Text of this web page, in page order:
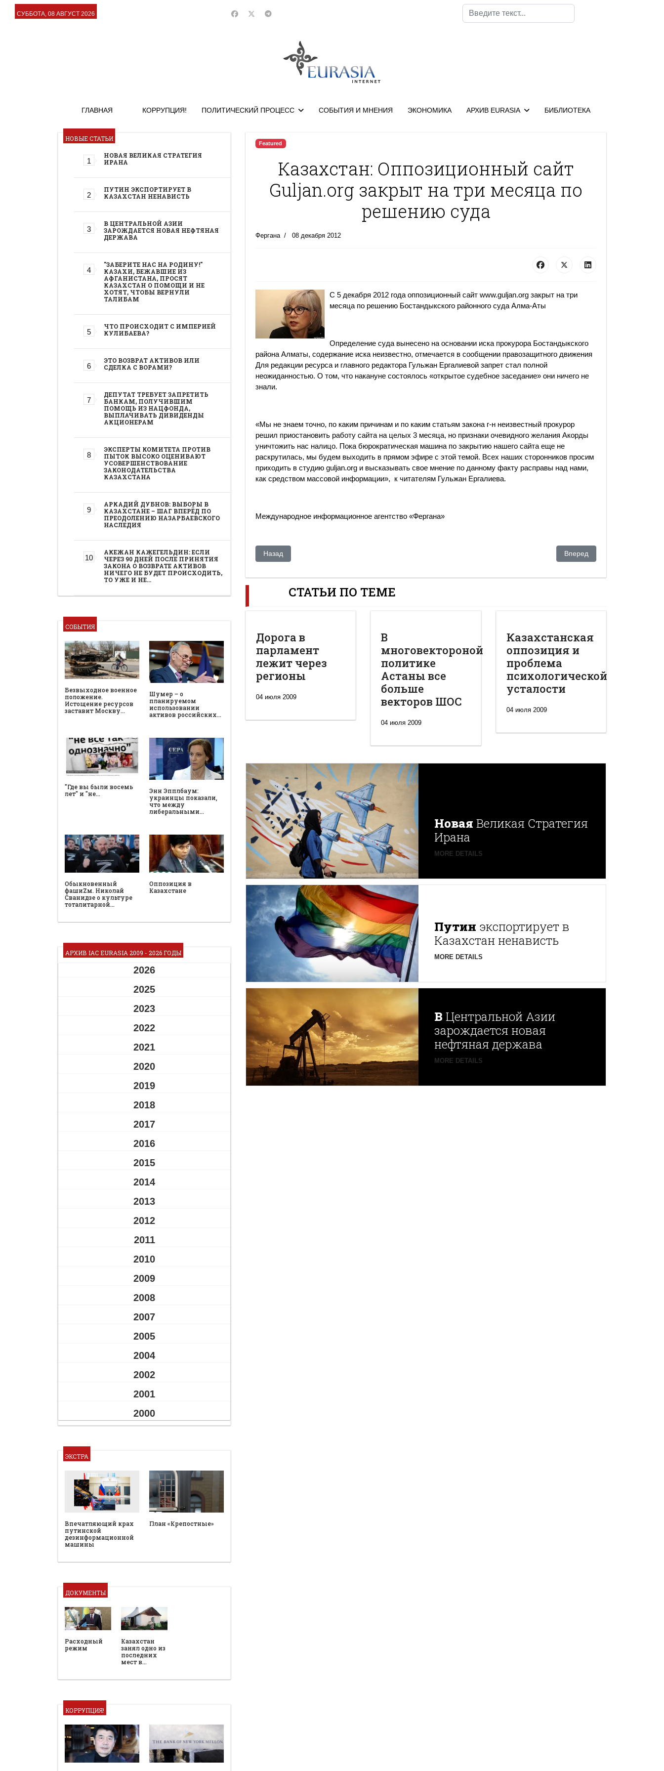
СУББОТА, 08 АВГУСТ 2026
Поиск
ГЛАВНАЯ КОРРУПЦИЯ! ПОЛИТИЧЕСКИЙ ПРОЦЕСС СОБЫТИЯ И МНЕНИЯ ЭКОНОМИКА АРХИВ EURASIA БИБЛИОТЕКА
НОВЫЕ СТАТЬИ
НОВАЯ ВЕЛИКАЯ СТРАТЕГИЯ
ИРАНА
ПУТИН ЭКСПОРТИРУЕТ В
КАЗАХСТАН НЕНАВИСТЬ
В ЦЕНТРАЛЬНОЙ АЗИИ
ЗАРОЖДАЕТСЯ НОВАЯ НЕФТЯНАЯ
ДЕРЖАВА
"ЗАБЕРИТЕ НАС НА РОДИНУ!"
КАЗАХИ, БЕЖАВШИЕ ИЗ
АФГАНИСТАНА, ПРОСЯТ
КАЗАХСТАН О ПОМОЩИ И НЕ
ХОТЯТ, ЧТОБЫ ВЕРНУЛИ
ТАЛИБАМ
ЧТО ПРОИСХОДИТ С ИМПЕРИЕЙ
КУЛИБАЕВА?
ЭТО ВОЗВРАТ АКТИВОВ ИЛИ
СДЕЛКА С ВОРАМИ?
ДЕПУТАТ ТРЕБУЕТ ЗАПРЕТИТЬ
БАНКАМ, ПОЛУЧИВШИМ
ПОМОЩЬ ИЗ НАЦФОНДА,
ВЫПЛАЧИВАТЬ ДИВИДЕНДЫ
АКЦИОНЕРАМ
ЭКСПЕРТЫ КОМИТЕТА ПРОТИВ
ПЫТОК ВЫСОКО ОЦЕНИВАЮТ
УСОВЕРШЕНСТВОВАНИЕ
ЗАКОНОДАТЕЛЬСТВА
КАЗАХСТАНА
АРКАДИЙ ДУБНОВ: ВЫБОРЫ В
КАЗАХСТАНЕ – ШАГ ВПЕРЁД ПО
ПРЕОДОЛЕНИЮ НАЗАРБАЕВСКОГО
НАСЛЕДИЯ
АКЕЖАН КАЖЕГЕЛЬДИН: ЕСЛИ
ЧЕРЕЗ 90 ДНЕЙ ПОСЛЕ ПРИНЯТИЯ
ЗАКОНА О ВОЗВРАТЕ АКТИВОВ
НИЧЕГО НЕ БУДЕТ ПРОИСХОДИТЬ,
ТО УЖЕ И НЕ…
СОБЫТИЯ
Безвыходное военное
положение.
Истощение ресурсов
заставит Москву…
Шумер – о
планируемом
использовании
активов российских…
"Где вы были восемь
лет" и "не…
Энн Эпплбаум:
украинцы показали,
что между
либеральными…
Обыкновенный
фашиZм. Николай
Сванидзе о культуре
тоталитарной…
Оппозиция в
Казахстане
АРХИВ IAC EURASIA 2009 - 2026 ГОДЫ
2026
2025
2023
2022
2021
2020
2019
2018
2017
2016
2015
2014
2013
2012
2011
2010
2009
2008
2007
2005
2004
2002
2001
2000
ЭКСТРА
Впечатляющий крах
путинской
дезинформационной
машины
План «Крепостные»
ДОКУМЕНТЫ
Расходный
режим
Казахстан
занял одно из
последних
мест в…
КОРРУПЦИЯ!
Featured
Казахстан: Оппозиционный сайт
Guljan.org закрыт на три месяца по
решению суда
Фергана 08 декабря 2012
C 5 декабря 2012 года оппозиционный сайт www.guljan.org закрыт на три
месяца по решению Бостандыкского районного суда Алма-Аты
Определение суда вынесено на основании иска прокурора Бостандыкского
района Алматы, содержание иска неизвестно, отмечается в сообщении правозащитного движения
Для редакции ресурса и главного редактора Гульжан Ергалиевой запрет стал полной
неожиданностью. О том, что накануне состоялось «открытое судебное заседание» они ничего не
знали.
«Мы не знаем точно, по каким причинам и по каким статьям закона г-н неизвестный прокурор
решил приостановить работу сайта на целых 3 месяца, но признаки очевидного желания Акорды
уничтожить нас налицо. Пока бюрократическая машина по закрытию нашего cайта еще не
раскрутилась, мы будем выходить в прямом эфире с этой темой. Всех наших сторонников просим
приходить в студию guljan.org и высказывать свое мнение по данному факту расправы над нами,
как средством массовой информации», к читателям Гульжан Ергалиева.
Международное информационное агентство «Фергана»
Предыдущий: В Казахстане запрещен оппозиционный канал
Назад Следующий: Китай и
Вперед
СТАТЬИ ПО ТЕМЕ
Дорога в
парламент
лежит через
регионы
04 июля 2009
В
многовектороной
политике
Астаны все
больше
векторов ШОС
04 июля 2009
Казахстанская
оппозиция и
проблема
психологической
усталости
04 июля 2009
Новая Великая Стратегия
Ирана
MORE DETAILS
Путин экспортирует в
Казахстан ненависть
MORE DETAILS
В Центральной Азии
зарождается новая
нефтяная держава
MORE DETAILS